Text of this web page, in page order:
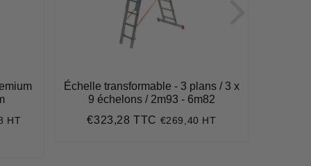
HT
Échelle transformable - 3 plans / 3 x
9 échelons / 2m93 - 6m82
Prix
€323,28 TTC €323,28
€269,40 HT